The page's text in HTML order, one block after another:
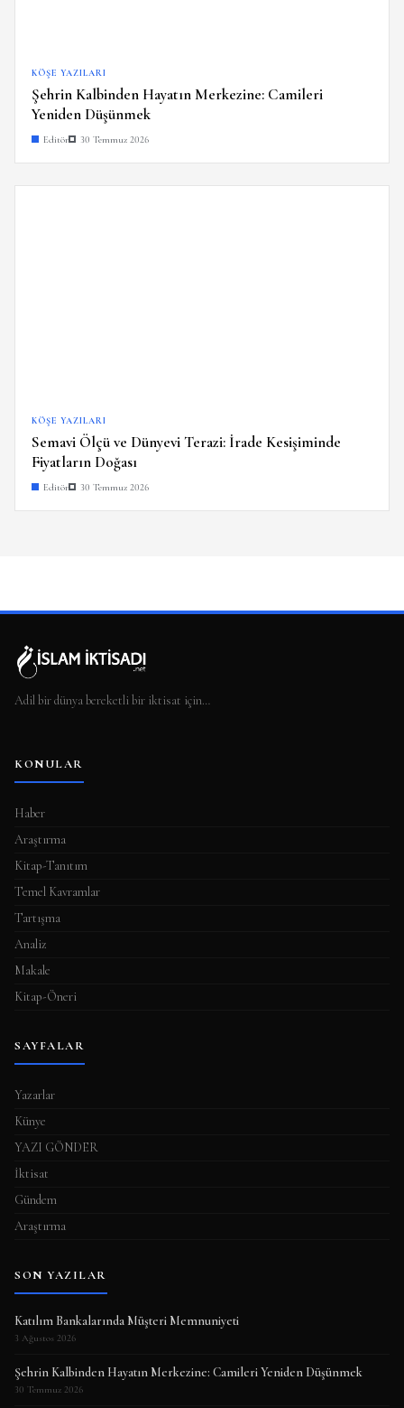
KÖŞE YAZILARI
Şehrin Kalbinden Hayatın Merkezine: Camileri
Yeniden Düşünmek
Editör 30 Temmuz 2026
KÖŞE YAZILARI
Semavi Ölçü ve Dünyevi Terazi: İrade Kesişiminde
Fiyatların Doğası
Editör 30 Temmuz 2026
Adil bir dünya bereketli bir iktisat için…
KONULAR
Haber
Araştırma
Kitap-Tanıtım
Temel Kavramlar
Tartışma
Analiz
Makale
Kitap-Öneri
SAYFALAR
Yazarlar
Künye
YAZI GÖNDER
İktisat
Gündem
Araştırma
SON YAZILAR
Katılım Bankalarında Müşteri Memnuniyeti
3 Ağustos 2026
Şehrin Kalbinden Hayatın Merkezine: Camileri Yeniden Düşünmek
30 Temmuz 2026